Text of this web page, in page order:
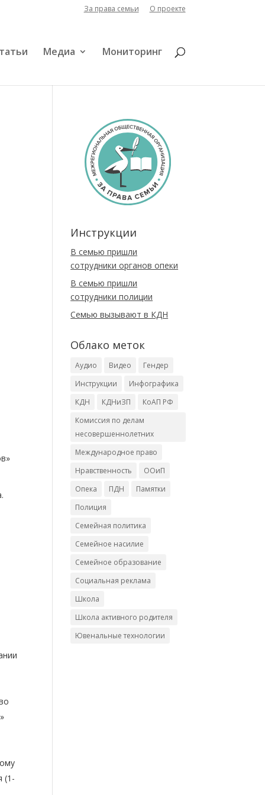
За права семьи О проекте
Медиа Мониторинг
(1-
Инструкции
В семью пришли
сотрудники органов опеки
В семью пришли
сотрудники полиции
Cемью вызывают в КДН
Облако меток
Аудио Видео
Гендер
Инструкции
Инфографика
КДН
КДНиЗП
КоАП РФ
Комиссия по делам
несовершеннолетних
Международное право
Нравственность
ООиП
Опека
ПДН
Памятки
Полиция
Семейная политика
Семейное насилие
Семейное образование
Социальная реклама
Школа
Школа активного родителя
Ювенальные технологии